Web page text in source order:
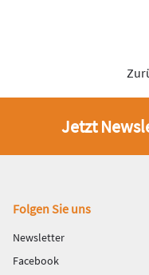
Jetzt
Fußbereich
Folgen Sie uns
Newsletter
Facebook